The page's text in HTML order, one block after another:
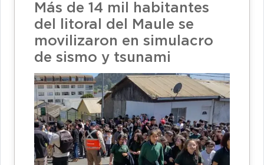
Más de 14 mil habitantes
del litoral del Maule se
movilizaron en simulacro
de sismo y tsunami